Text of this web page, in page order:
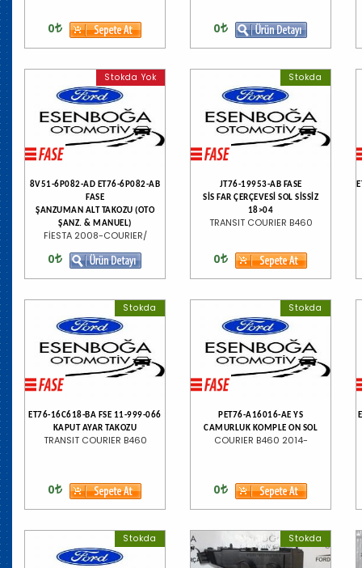
0 0
Stokda Yok
8V51-6P082-AD ET76-6P082-AB
FASE
ŞANZUMAN ALT TAKOZU (OTO
ŞANZ. & MANUEL)
FİESTA 2008-COURIER/
0
Stokda
JT76-19953-AB FASE
SİS FAR ÇERÇEVESİ SOL SİSSİZ
18>04
TRANSIT COURIER B460
0
Stokda
ET76-16C618-BA FSE 11-999-066
KAPUT AYAR TAKOZU
TRANSIT COURIER B460
0
Stokda
PET76-A16016-AE YS
CAMURLUK KOMPLE ON SOL
COURIER B460 2014-
0
Stokda Stokda